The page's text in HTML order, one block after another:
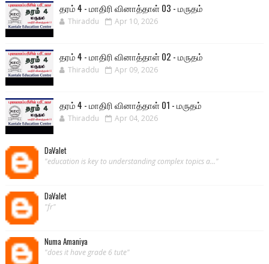
தரம் 4 - மாதிரி வினாத்தாள் 03 - மருதம்
Thiraddu Apr 10, 2026
தரம் 4 - மாதிரி வினாத்தாள் 02 - மருதம்
Thiraddu Apr 09, 2026
தரம் 4 - மாதிரி வினாத்தாள் 01 - மருதம்
Thiraddu Apr 04, 2026
DaValet
"education is key to understanding complex topics a..."
DaValet
"fr"
Numa Amaniya
"does it have grade 6 tute"